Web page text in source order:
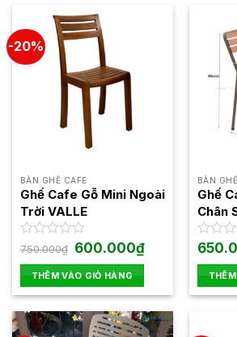
-20%
BÀN GHẾ CAFE
Ghế Cafe Gỗ Mini Ngoài
Trời VALLE
Được
hạng
0
5
sao
750.000₫ Giá
gốc
là:
750.000₫.
600.000₫Giá
hiện
tại
600.000₫.
THÊM VÀO GIỎ HÀNG
BÀN
Ghế
Chân
Được
hạng
0
5